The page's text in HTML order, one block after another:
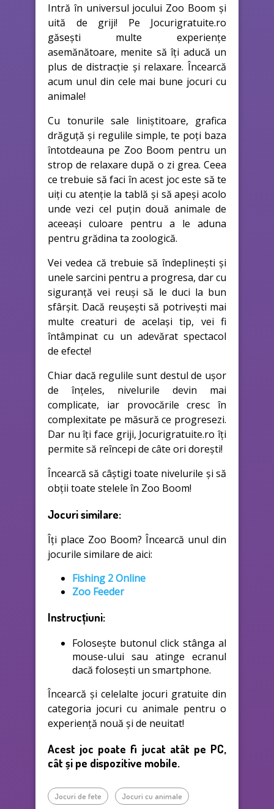
Intră în universul jocului Zoo Boom și
uită de griji! Pe Jocurigratuite.ro
găsești multe experiențe
asemănătoare, menite să îți aducă un
plus de distracție și relaxare. Încearcă
acum unul din cele mai bune jocuri cu
animale!
Cu tonurile sale liniștitoare, grafica
drăguță și regulile simple, te poți baza
întotdeauna pe Zoo Boom pentru un
strop de relaxare după o zi grea. Ceea
ce trebuie să faci în acest joc este să te
uiți cu atenție la tablă și să apeși acolo
unde vezi cel puțin două animale de
aceeași culoare pentru a le aduna
pentru grădina ta zoologică.
Vei vedea că trebuie să îndeplinești și
unele sarcini pentru a progresa, dar cu
siguranță vei reuși să le duci la bun
sfârșit. Dacă reușești să potrivești mai
multe creaturi de același tip, vei fi
întâmpinat cu un adevărat spectacol
de efecte!
Chiar dacă regulile sunt destul de ușor
de înțeles, nivelurile devin mai
complicate, iar provocările cresc în
complexitate pe măsură ce progresezi.
Dar nu îți face griji, Jocurigratuite.ro îți
permite să reîncepi de câte ori dorești!
Încearcă să câștigi toate nivelurile și să
obții toate stelele în Zoo Boom!
Jocuri similare:
Îți place Zoo Boom? Încearcă unul din
jocurile similare de aici:
Fishing 2 Online
Zoo Feeder
Instrucțiuni:
Folosește butonul click stânga al
mouse-ului sau atinge ecranul
dacă folosești un smartphone.
Încearcă și celelalte jocuri gratuite din
categoria jocuri cu animale pentru o
experiență nouă și de neuitat!
Acest joc poate fi jucat atât pe PC,
cât și pe dispozitive mobile.
Jocuri de fete Jocuri cu animale